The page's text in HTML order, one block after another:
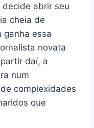
abrir seu
cheia de
ganha essa
novata
daí, a
num
complexidades
que